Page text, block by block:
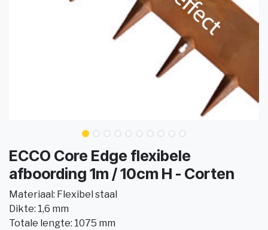
ECCO Core Edge flexibele
afboording 1m / 10cm H - Corten
Materiaal: Flexibel staal
Dikte: 1,6 mm
Totale lengte: 1075 mm